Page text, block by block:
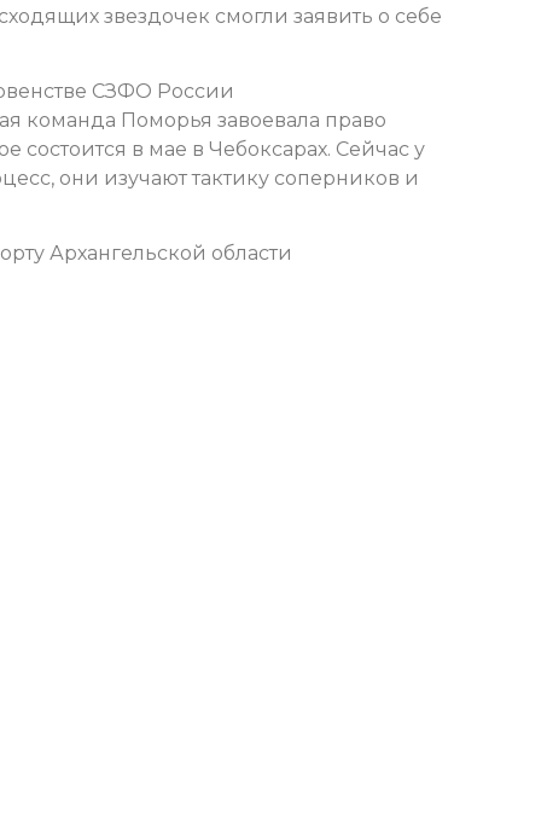
звездочек смогли заявить о себе
СЗФО России
команда Поморья завоевала право
состоится в мае в Чебоксарах. Сейчас у
они изучают тактику соперников и
Архангельской области